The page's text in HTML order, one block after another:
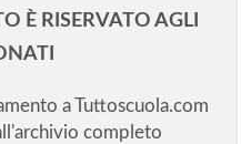
È RISERVATO AGLI
a Tuttoscuola.com
completo